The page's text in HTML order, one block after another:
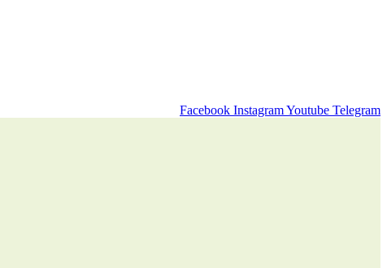
Facebook InstagramYoutube Telegram